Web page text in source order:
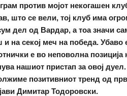
против мојот некогашен
што се вели, тој клуб има
дел од Вардар, а тоа значи
на секој меч на победа. Убаво
е во неповолна
нашиот пристап за овој
позитивниот тренд од
Димитар Тодоровски.